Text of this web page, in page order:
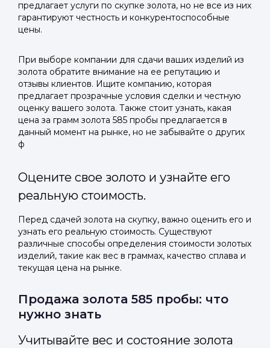
предлагает услуги по скупке золота, но не все из них
гарантируют честность и конкурентоспособные
цены.
При выборе компании для сдачи ваших изделий из
золота обратите внимание на ее репутацию и
отзывы клиентов. Ищите компанию, которая
предлагает прозрачные условия сделки и честную
оценку вашего золота. Также стоит узнать, какая
цена за грамм золота 585 пробы предлагается в
данный момент на рынке, но не забывайте о других
ф
Оцените свое золото и узнайте его
реальную стоимость.
Перед сдачей золота на скупку, важно оценить его и
узнать его реальную стоимость. Существуют
различные способы определения стоимости золотых
изделий, такие как вес в граммах, качество сплава и
текущая цена на рынке.
Продажа золота 585 пробы: что
нужно знать
Учитывайте вес и состояние золота